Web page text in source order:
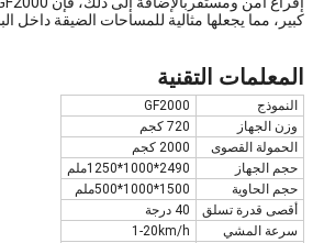
كبير، مما يجعلها مثالية للمساحات الضيقة داخل
المعلمات التقنية
النموذج
GF2000
وزن الجهاز
720 كجم
الحمولة القصوى
2000 كجم
حجم الجهاز
2490*1000*1250ملم
حجم الحاوية
1500*1000*500ملم
أقصى قدرة تسلق
40 درجة
سرعة المشي
1-20km/h